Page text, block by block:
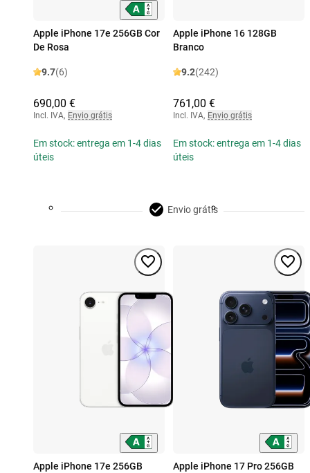
Apple iPhone 17e 256GB Cor
De Rosa
9.7(6)
690,00 €
Incl. IVA, Envio grátis
Em stock: entrega em 1-4 dias
úteis
Apple iPhone 16 128GB
Branco
9.2(242)
761,00 €
Incl. IVA, Envio grátis
Em stock: entrega em 1-4 dias
úteis
Envio grátis
Apple iPhone 17e 256GB
Apple iPhone 17 Pro 256GB